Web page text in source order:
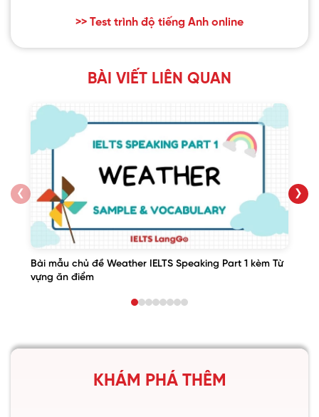
>> Test trình độ tiếng Anh online
BÀI VIẾT LIÊN QUAN
❮
Bài mẫu chủ đề Weather IELTS Speaking Part 1 kèm Từ
vựng ăn điểm
❯
KHÁM PHÁ THÊM